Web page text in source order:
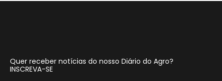
Quer receber notícias do nosso Diário do Agro?
INSCREVA-SE